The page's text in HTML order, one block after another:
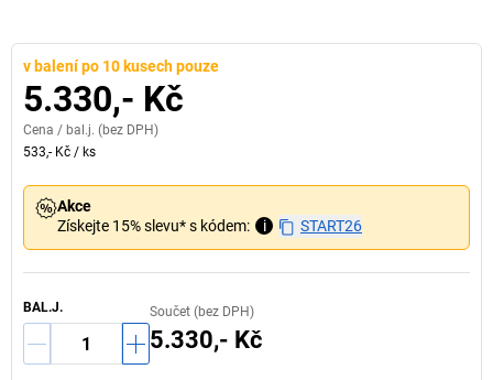
v balení po 10 kusech pouze
5.330,- Kč
Cena / bal.j. (bez DPH)
533,- Kč / ks
Akce
Získejte 15% slevu* s kódem:
i START26
BAL.J. Součet (bez DPH)
5.330,- Kč